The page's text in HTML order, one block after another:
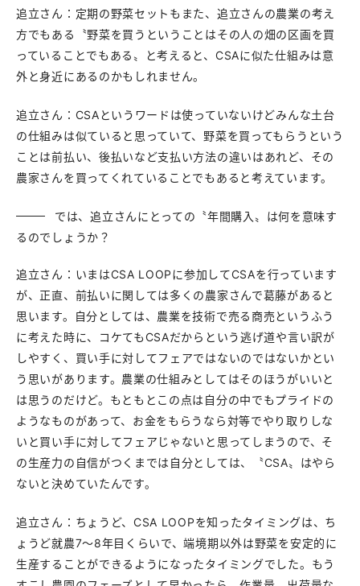
追立さん：定期の野菜セットもまた、追立さんの農業の考え
方でもある〝野菜を買うということはその人の畑の区画を買
っていることでもある〟と考えると、CSAに似た仕組みは意
外と身近にあるのかもしれません。
追立さん：CSAというワードは使っていないけどみんな土台
の仕組みは似ていると思っていて、野菜を買ってもらうという
ことは前払い、後払いなど支払い方法の違いはあれど、その
農家さんを買ってくれていることでもあると考えています。
では、追立さんにとっての〝年間購入〟は何を意味す
るのでしょうか？
追立さん：いまはCSA LOOPに参加してCSAを行っています
が、正直、前払いに関しては多くの農家さんで葛藤があると
思います。自分としては、農業を技術で売る商売というふう
に考えた時に、コケてもCSAだからという逃げ道や言い訳が
しやすく、買い手に対してフェアではないのではないかとい
う思いがあります。農業の仕組みとしてはそのほうがいいと
は思うのだけど。もともとこの点は自分の中でもプライドの
ようなものがあって、お金をもらうなら対等でやり取りしな
いと買い手に対してフェアじゃないと思ってしまうので、そ
の生産力の自信がつくまでは自分としては、〝CSA〟はやら
ないと決めていたんです。
追立さん：ちょうど、CSA LOOPを知ったタイミングは、ち
ょうど就農7〜8年目くらいで、端境期以外は野菜を安定的に
生産することができるようになったタイミングでした。もう